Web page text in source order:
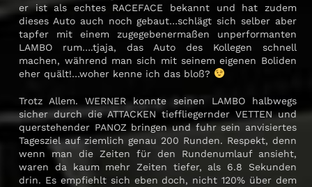
er ist als echtes RACEFACE bekannt und hat zudem
dieses Auto auch noch gebaut…schlägt sich selber aber
tapfer mit einem zugegebenermaßen unperformanten
LAMBO rum….tjaja, das Auto des Kollegen schnell
machen, während man sich mit seinem eigenen Boliden
eher quält!…woher kenne ich das bloß?
Trotz Allem. WERNER konnte seinen LAMBO halbwegs
sicher durch die ATTACKEN tieffliegernder VETTEN und
querstehender PANOZ bringen und fuhr sein anvisiertes
Tagesziel auf ziemlich genau 200 Runden. Respekt, denn
wenn man die Zeiten für den Rundenumlauf ansieht,
waren da kaum mehr Zeiten tiefer, als 6.8 Sekunden
drin. Es empfiehlt sich eben doch, nicht 120% über dem